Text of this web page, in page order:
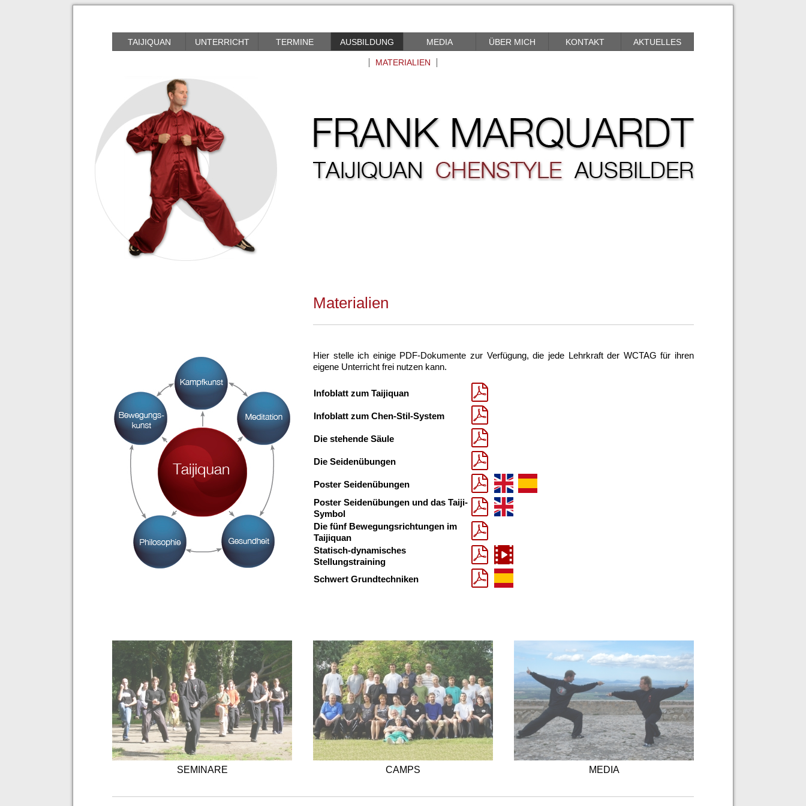
TAIJIQUAN UNTERRICHT TERMINE AUSBILDUNG MEDIA ÜBER MICH KONTAKT AKTUELLES
MATERIALIEN
Materialien
Hier stelle ich einige PDF-Dokumente zur Verfügung, die jede Lehrkraft der WCTAG für ihren
eigene Unterricht frei nutzen kann.
Infoblatt zum Taijiquan
Infoblatt zum Chen-Stil-System
Die stehende Säule
Die Seidenübungen
Poster Seidenübungen
Poster Seidenübungen und das Taiji-
Symbol
Die fünf Bewegungsrichtungen im
Taijiquan
Statisch-dynamisches
Stellungstraining
Schwert Grundtechniken
SEMINARE CAMPS MEDIA